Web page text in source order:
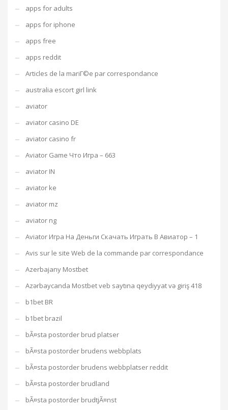
apps for adults
apps for iphone
apps free
apps reddit
Articles de la mariГ©e par correspondance
australia escort girl link
aviator
aviator casino DE
aviator casino fr
Aviator Game Что Игра – 663
aviator IN
aviator ke
aviator mz
aviator ng
Aviator Игра На Деньги Скачать Играть В Авиатор – 1
Avis sur le site Web de la commande par correspondance
Azerbajany Mostbet
Azərbaycanda Mostbet veb saytına qeydiyyat və giriş 418
b1bet BR
b1bet brazil
bÃ¤sta postorder brud platser
bÃ¤sta postorder brudens webbplats
bÃ¤sta postorder brudens webbplatser reddit
bÃ¤sta postorder brudland
bÃ¤sta postorder brudtjÃ¤nst